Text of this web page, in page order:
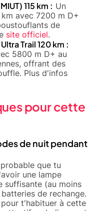
115 km : Un
avec 7200 m D+
de
site officiel.
Trail 120 km :
5800 m D+ au
offrant des
Plus d'infos
pour cette
de nuit pendant
que tu
une lampe
suffisante (au moins
de rechange.
t'habituer à cette